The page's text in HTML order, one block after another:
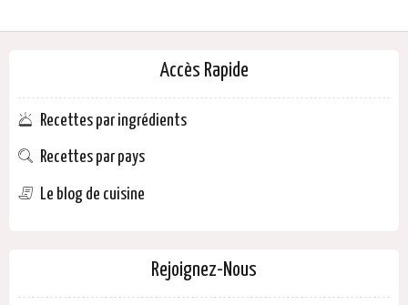
Accès Rapide
Recettes par ingrédients
Recettes par pays
Le blog de cuisine
Rejoignez-Nous